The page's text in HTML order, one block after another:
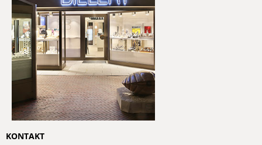
KONTAKT